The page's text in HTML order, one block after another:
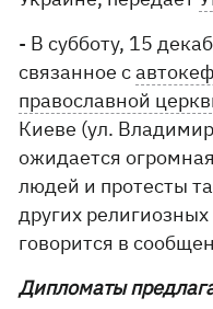
- В субботу, 15
связанное с
православной
Киеве (ул.
ожидается
людей и протесты
других
говорится в
Дипломаты